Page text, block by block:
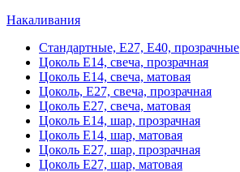
Накаливания
Стандартные, Е27, Е40, прозрачные
Цоколь Е14, свеча, прозрачная
Цоколь Е14, свеча, матовая
Цоколь, Е27, свеча, прозрачная
Цоколь Е27, свеча, матовая
Цоколь Е14, шар, прозрачная
Цоколь Е14, шар, матовая
Цоколь Е27, шар, прозрачная
Цоколь Е27, шар, матовая